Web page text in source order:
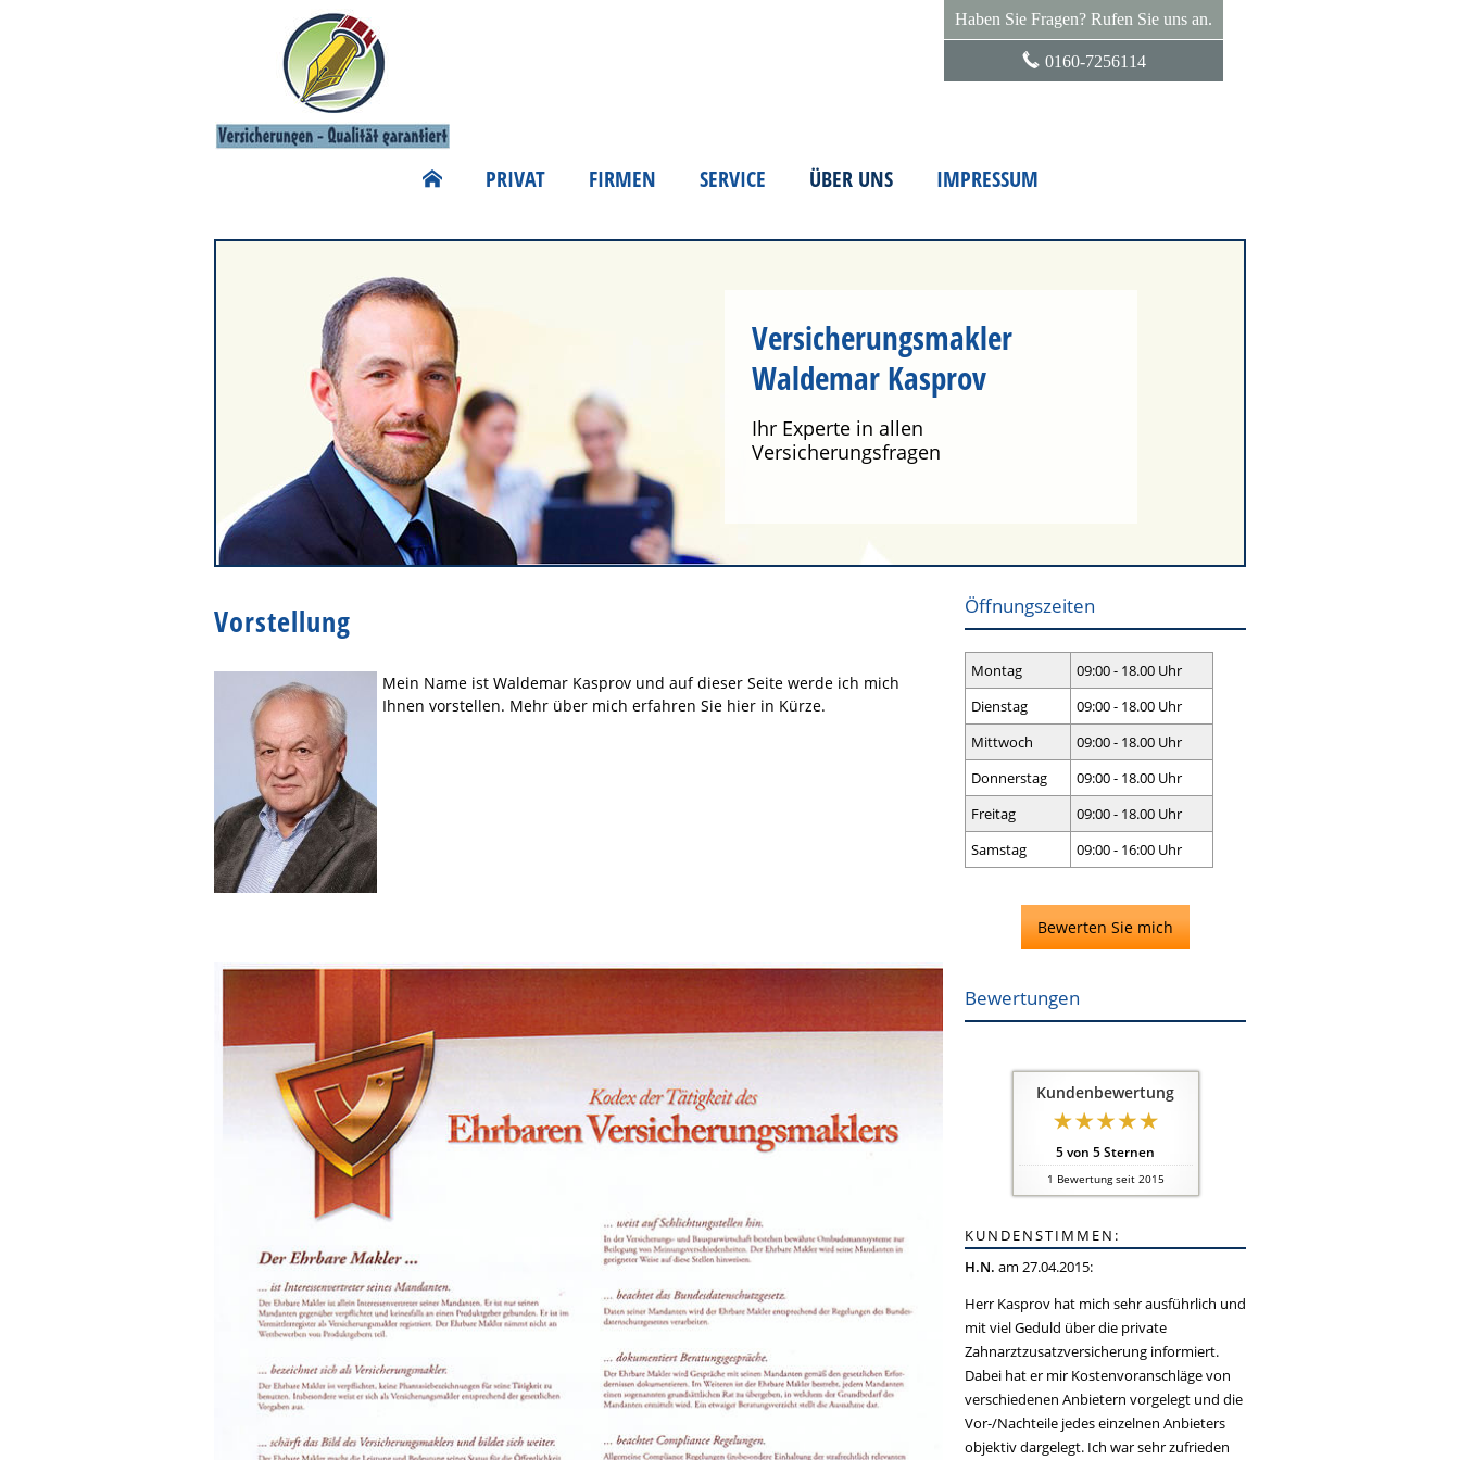
PRIVAT FIRMEN SERVICE ÜBER UNS IMPRESSUM
Haben Sie Fragen? Rufen Sie uns an.
0160-7256114
Versicherungsmakler
Waldemar Kasprov
Ihr Experte in allen
Versicherungsfragen
Öffnungszeiten
Montag
09:00 - 18.00 Uhr
Dienstag
09:00 - 18.00 Uhr
Mittwoch
09:00 - 18.00 Uhr
Donnerstag
09:00 - 18.00 Uhr
Freitag
09:00 - 18.00 Uhr
Samstag
09:00 - 16:00 Uhr
Bewerten Sie mich
Bewertungen
Kundenbewertung
5von 5Sternen
1 Bewertung seit 2015
KUNDENSTIMMEN:
H.N. am 27.04.2015:
Herr Kasprov hat mich sehr ausführlich und
mit viel Geduld über die private
Zahnarztzusatzversicherung informiert.
Dabei hat er mir Kostenvoranschläge von
verschiedenen Anbietern vorgelegt und die
Vor-/Nachteile jedes einzelnen Anbieters
objektiv dargelegt. Ich war sehr zufrieden
Vorstellung
Mein Name ist Waldemar Kasprov und auf dieser Seite werde ich mich
Ihnen vorstellen. Mehr über mich erfahren Sie hier in Kürze.